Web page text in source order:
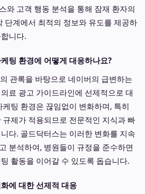
와 고객 행동 분석을 통해 잠재 환자의
단계에서 최적의 정보와 유도를 제공하
니다.
팅 환경에 어떻게 대응하나요?
관록을 바탕으로 네이버의 급변하는
료 광고 가이드라인에 선제적으로 대
팅 환경은 끊임없이 변화하며, 특히
규제가 적용되므로 전문적인 지식과 빠
다. 골드닥터스는 이러한 변화를 지속
분석하여, 병원들이 규정을 준수하면
활동을 이어갈 수 있도록 돕습니다.
에 대한 선제적 대응